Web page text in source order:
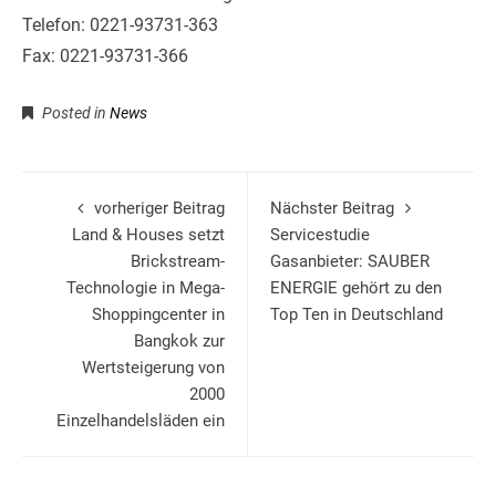
Telefon: 0221-93731-363
Fax: 0221-93731-366
Posted in News
vorheriger Beitrag
Land & Houses setzt
Brickstream-
Technologie in Mega-
Shoppingcenter in
Bangkok zur
Wertsteigerung von
2000
Einzelhandelsläden ein
Nächster Beitrag
Servicestudie
Gasanbieter: SAUBER
ENERGIE gehört zu den
Top Ten in Deutschland